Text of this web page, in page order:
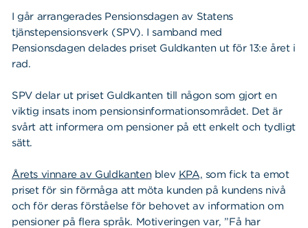
I går arrangerades Pensionsdagen av Statens
tjänstepensionsverk (SPV). I samband med
Pensionsdagen delades priset Guldkanten ut för 13:e året i
rad.
SPV delar ut priset Guldkanten till någon som gjort en
viktig insats inom pensionsinformationsområdet. Det är
svårt att informera om pensioner på ett enkelt och tydligt
sätt.
Årets vinnare av Guldkanten blev KPA, som fick ta emot
priset för sin förmåga att möta kunden på kundens nivå
och för deras förståelse för behovet av information om
pensioner på flera språk. Motiveringen var, ”Få har